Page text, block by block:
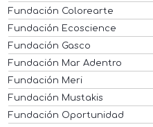
Fundación Colorearte
Fundación Ecoscience
Fundación Gasco
Fundación Mar Adentro
Fundación Meri
Fundación Mustakis
Fundación Oportunidad